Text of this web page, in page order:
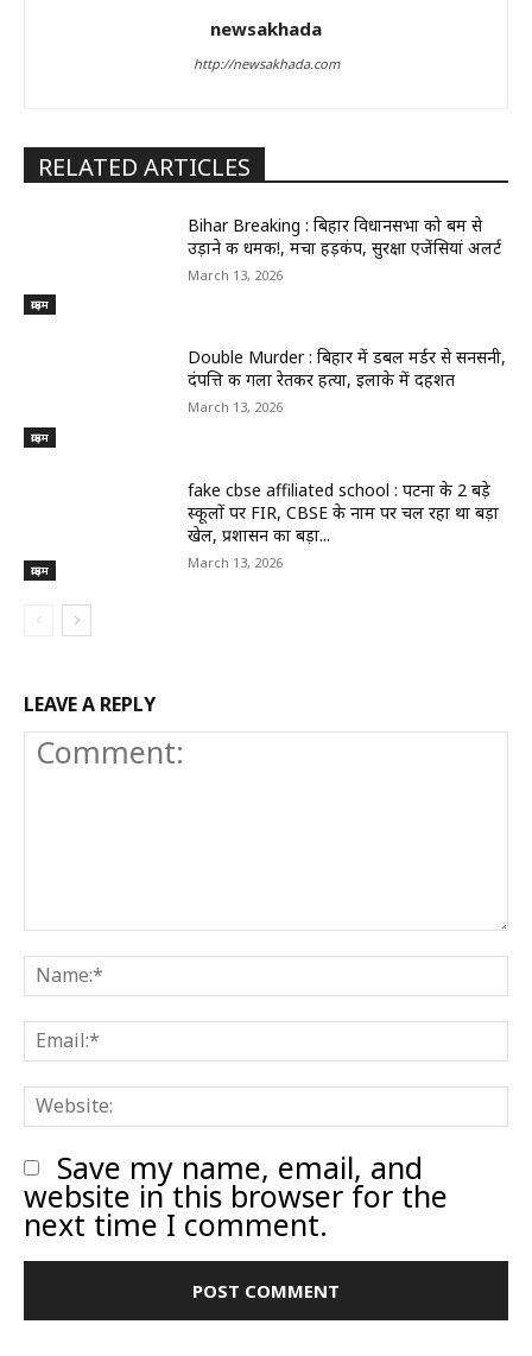
newsakhada
http://newsakhada.com
RELATED ARTICLES
क्राइम
Bihar Breaking : बिहार विधानसभा को बम से
उड़ाने की धमकी!, मचा हड़कंप, सुरक्षा एजेंसियां अलर्ट
March 13, 2026
क्राइम
Double Murder : बिहार में डबल मर्डर से सनसनी,
दंपत्ति की गला रेतकर हत्या, इलाके में दहशत
March 13, 2026
क्राइम
fake cbse affiliated school : पटना के 2 बड़े
स्कूलों पर FIR, CBSE के नाम पर चल रहा था बड़ा
खेल, प्रशासन का बड़ा...
March 13, 2026
LEAVE A REPLY
Comment:
Save my name, email, and
website in this browser for the
next time I comment.